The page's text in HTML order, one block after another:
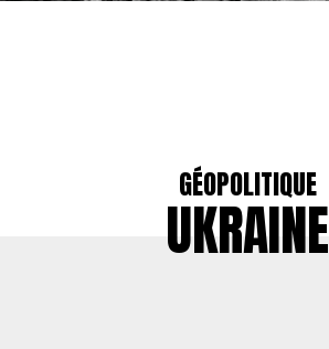
GÉOPOLITIQUE
UKRAINE